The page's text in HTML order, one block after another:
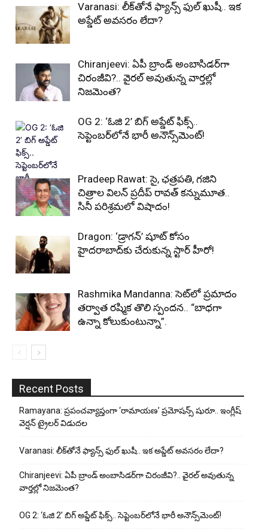
Varanasi: లీక్‌తోనే ఫ్యాన్స్ ఫుల్ ఖుషీ.. ఇక
అప్డేట్ అవసరం లేదా?
Chiranjeevi: ఏపీ బ్రాండ్ అంబాసిడర్‌గా
చిరంజీవి?.. వైరల్ అవుతున్న వార్తల్లో
నిజమెంత?
OG 2: ‘ఓజి 2’ బిగ్ అప్డేట్ ఫిక్స్..
సెప్టెంబర్‌లోనే భారీ అనౌన్స్‌మెంట్!
Pradeep Rawat: సై, ఛత్రపతి, గజిని
చిత్రాల విలన్ ప్రదీప్ రావత్ కన్నుమూత..
సినీ పరిశ్రమలో విషాదం!
Dragon: ‘డ్రాగన్’ షూట్ కోసం
హైదరాబాద్‌కు చేరుకున్న స్టార్ హీరో!
Rashmika Mandanna: సెట్‌లో ప్రమాదం
తర్వాత రష్మిక తొలి స్పందన.. “బాధగా
ఉన్నా కోలుకుంటున్నా”.
Recent Posts
Ramayana: ప్రపంచవ్యాప్తంగా ‘రామాయణ’ ప్రమోషన్స్ షురూ.. ఇంగ్లీష్
వెర్షన్ ట్రైలర్ విడుదల
Varanasi: లీక్‌తోనే ఫ్యాన్స్ ఫుల్ ఖుషీ.. ఇక అప్డేట్ అవసరం లేదా?
Chiranjeevi: ఏపీ బ్రాండ్ అంబాసిడర్‌గా చిరంజీవి?.. వైరల్ అవుతున్న
వార్తల్లో నిజమెంత?
OG 2: ‘ఓజి 2’ బిగ్ అప్డేట్ ఫిక్స్.. సెప్టెంబర్‌లోనే భారీ అనౌన్స్‌మెంట్!